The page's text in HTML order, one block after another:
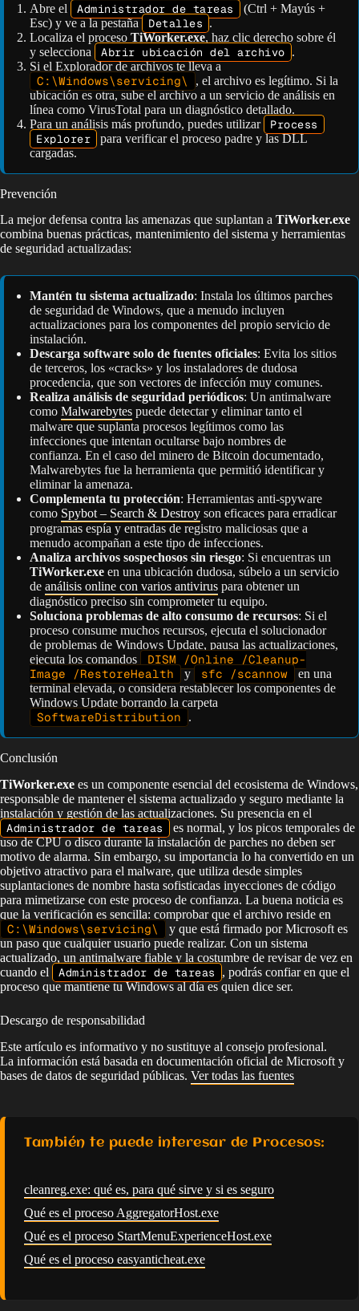
Abre el Administrador de tareas
(Ctrl + Mayús +
Esc) y ve a la pestaña Detalles .
Localiza el proceso TiWorker.exe, haz clic derecho sobre él
y selecciona
Abrir ubicación del archivo .
Si el Explorador de archivos te lleva a
C:\Windows\servicing\
, el archivo es legítimo. Si la
ubicación es otra, sube el archivo a un servicio de análisis en
línea como VirusTotal para un diagnóstico detallado.
Para un análisis más profundo, puedes utilizar
Process
Explorer
para verificar el proceso padre y las DLL
cargadas.
Prevención
La mejor defensa contra las amenazas que suplantan a TiWorker.exe
combina buenas prácticas, mantenimiento del sistema y herramientas
de seguridad actualizadas:
Mantén tu sistema actualizado: Instala los últimos parches
de seguridad de Windows, que a menudo incluyen
actualizaciones para los componentes del propio servicio de
instalación.
Descarga software solo de fuentes oficiales: Evita los sitios
de terceros, los «cracks» y los instaladores de dudosa
procedencia, que son vectores de infección muy comunes.
Realiza análisis de seguridad periódicos: Un antimalware
como Malwarebytes puede detectar y eliminar tanto el
malware que suplanta procesos legítimos como las
infecciones que intentan ocultarse bajo nombres de
confianza. En el caso del minero de Bitcoin documentado,
Malwarebytes fue la herramienta que permitió identificar y
eliminar la amenaza.
Complementa tu protección: Herramientas anti-spyware
como Spybot – Search & Destroy son eficaces para erradicar
programas espía y entradas de registro maliciosas que a
menudo acompañan a este tipo de infecciones.
Analiza archivos sospechosos sin riesgo: Si encuentras un
TiWorker.exe en una ubicación dudosa, súbelo a un servicio
de análisis online con varios antivirus para obtener un
diagnóstico preciso sin comprometer tu equipo.
Soluciona problemas de alto consumo de recursos: Si el
proceso consume muchos recursos, ejecuta el solucionador
de problemas de Windows Update, pausa las actualizaciones,
ejecuta los comandos
DISM /Online /Cleanup-
Image /RestoreHealth y sfc /scannow en una
terminal elevada, o considera restablecer los componentes de
Windows Update borrando la carpeta
SoftwareDistribution .
Conclusión
TiWorker.exe es un componente esencial del ecosistema de Windows,
responsable de mantener el sistema actualizado y seguro mediante la
instalación y gestión de las actualizaciones. Su presencia en el
Administrador de tareas
es normal, y los picos temporales de
uso de CPU o disco durante la instalación de parches no deben ser
motivo de alarma. Sin embargo, su importancia lo ha convertido en un
objetivo atractivo para el malware, que utiliza desde simples
suplantaciones de nombre hasta sofisticadas inyecciones de código
para mimetizarse con este proceso de confianza. La buena noticia es
que la verificación es sencilla: comprobar que el archivo reside en
C:\Windows\servicing\
y que está firmado por Microsoft es
un paso que cualquier usuario puede realizar. Con un sistema
actualizado, un antimalware fiable y la costumbre de revisar de vez en
cuando el
Administrador de tareas
, podrás confiar en que el
proceso que mantiene tu Windows al día es quien dice ser.
Descargo de responsabilidad
Este artículo es informativo y no sustituye al consejo profesional.
La información está basada en documentación oficial de Microsoft y
bases de datos de seguridad públicas. Ver todas las fuentes
También te puede interesar de Procesos:
cleanreg.exe: qué es, para qué sirve y si es seguro
Qué es el proceso AggregatorHost.exe
Qué es el proceso StartMenuExperienceHost.exe
Qué es el proceso easyanticheat.exe